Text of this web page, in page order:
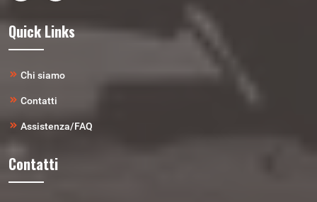
Quick Links
Chi siamo
Contatti
Assistenza/FAQ
Contatti